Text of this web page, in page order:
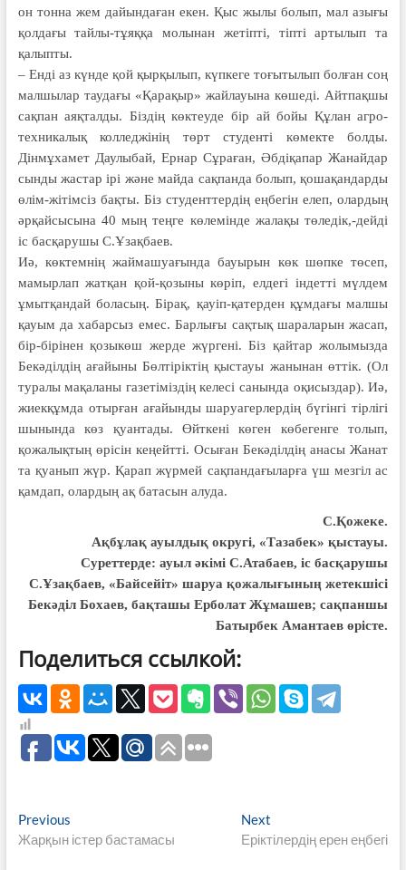
он тонна жем дайындаған екен. Қыс жылы болып, мал азығы
қолдағы тайлы-тұяққа молынан жетіпті, тіпті артылып та
қалыпты.
– Енді аз күнде қой қырқылып, күп­кеге тоғытылып болған соң
малшылар таудағы «Қарақыр» жайлауына кө­ше­ді. Айтпақшы
сақпан аяқталды. Біз­дің көктеуде бір ай бойы Құлан агро­
техникалық колледжінің төрт сту­­денті көмекте болды.
Дінмұхамет Даулыбай, Ернар Сұраған, Әбдіқапар Жанайдар
сынды жастар ірі және майда сақпанда болып, қошақандарды
өлім-жітімсіз бақты. Біз студенттердің еңбегін елеп, олардың
әрқайсысына 40 мың теңге көлемінде жалақы төледік,-дейді
іс басқарушы С.Ұзақбаев.
Иә, көктемнің жаймашуағында бауырын көк шөпке төсеп,
мамырлап жатқан қой-қозыны көріп, елдегі індетті мүлдем
ұмытқандай боласың. Бірақ, қауіп-қатерден құмдағы малшы
қауым да хабарсыз емес. Барлығы сақтық шараларын жасап,
бір-бірінен қозыкөш жерде жүргені. Біз қайтар жолымызда
Бекәділдің ағайыны Бөлтіріктің қыс­тауы жанынан өттік. (Ол
туралы ма­қаланы газетіміздің келесі санында оқи­сыздар). Иә,
жиекқұмда отырған ағайынды шаруагерлердің бүгінгі тірлігі
шы­нында көз қуантады. Өйткені көген кө­бегенге толып,
қожалықтың өрісін ке­ңейтті. Осыған Бекәділдің анасы Жанат
та қуанып жүр. Қарап жүрмей сақпандағыларға үш мезгіл ас
қамдап, олардың ақ батасын алуда.
С.Қожеке.
Ақбұлақ ауылдық округі, «Тазабек» қыстауы.
Суреттерде: ауыл әкімі С.Атабаев, іс басқарушы
С.Ұзақбаев, «Байсейіт» шаруа қожалығының жетекшісі
Бекәділ Бохаев, бақташы Ерболат Жұмашев; сақпаншы
Батырбек Амантаев өрісте.
Поделиться ссылкой:
Навигация
по
PreviousPrevious
post:
Жарқын істер бастамасы
Next
post:
Еріктілердің ерен еңбегі